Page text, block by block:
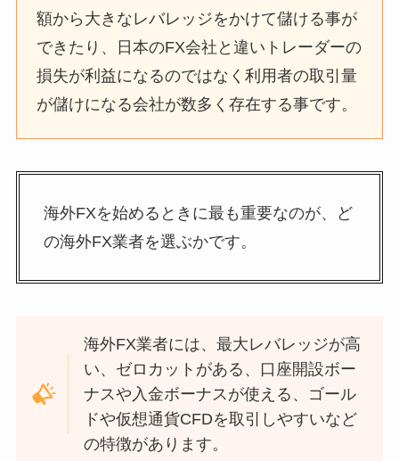
額から大きなレバレッジをかけて儲ける事が
できたり、日本のFX会社と違いトレーダーの
損失が利益になるのではなく利用者の取引量
が儲けになる会社が数多く存在する事です。
海外FXを始めるときに最も重要なのが、ど
の海外FX業者を選ぶかです。
海外FX業者には、最大レバレッジが高
い、ゼロカットがある、口座開設ボー
ナスや入金ボーナスが使える、ゴール
ドや仮想通貨CFDを取引しやすいなど
の特徴があります。